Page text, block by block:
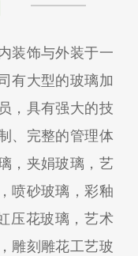
装饰与外装于一
有大型的玻璃加
，具有强大的技
、完整的管理体
，夹娟玻璃，艺
喷砂玻璃，彩釉
压花玻璃，艺术
雕刻雕花工艺玻